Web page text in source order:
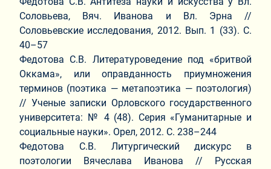
Соловьева, Вяч. Иванова и Вл. Эрна //
Соловьевские исследования, 2012. Вып. 1 (33). С.
40–57
Федотова С.В. Литературоведение под «бритвой
Оккама», или оправданность приумножения
терминов (поэтика — метапоэтика — поэтология)
// Ученые записки Орловского государственного
университета: № 4 (48). Серия «Гуманитарные и
социальные науки». Орел, 2012. С. 238–244
Федотова С.В. Литургический дискурс в
поэтологии Вячеслава Иванова // Русская